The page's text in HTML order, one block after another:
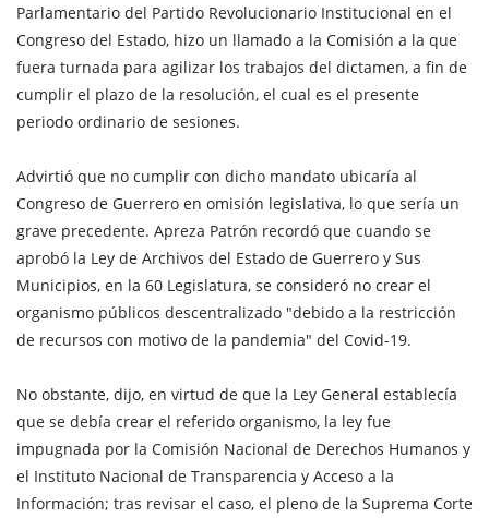
Parlamentario del Partido Revolucionario Institucional en el
Congreso del Estado, hizo un llamado a la Comisión a la que
fuera turnada para agilizar los trabajos del dictamen, a fin de
cumplir el plazo de la resolución, el cual es el presente
periodo ordinario de sesiones.
Advirtió que no cumplir con dicho mandato ubicaría al
Congreso de Guerrero en omisión legislativa, lo que sería un
grave precedente. Apreza Patrón recordó que cuando se
aprobó la Ley de Archivos del Estado de Guerrero y Sus
Municipios, en la 60 Legislatura, se consideró no crear el
organismo públicos descentralizado "debido a la restricción
de recursos con motivo de la pandemia" del Covid-19.
No obstante, dijo, en virtud de que la Ley General establecía
que se debía crear el referido organismo, la ley fue
impugnada por la Comisión Nacional de Derechos Humanos y
el Instituto Nacional de Transparencia y Acceso a la
Información; tras revisar el caso, el pleno de la Suprema Corte